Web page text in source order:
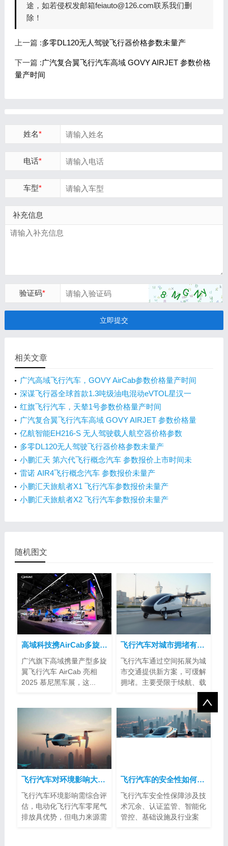
途，如若侵权发邮箱feiauto@126.com联系我们删
除！
上一篇 :多零DL120无人驾驶飞行器价格参数未量产
下一篇 :广汽复合翼飞行汽车高域 GOVY AIRJET 参数价格
量产时间
姓名*
电话*
车型*
补充信息
验证码*
立即提交
相关文章
广汽高域飞行汽车，GOVY AirCab参数价格量产时间
深谋飞行器全球首款1.3吨级油电混动eVTOL星汉一
号HW450H参数价格量产时间
红旗飞行汽车，天辇1号参数价格量产时间
广汽复合翼飞行汽车高域 GOVY AIRJET 参数价格量
产时间
亿航智能EH216-S 无人驾驶载人航空器价格参数
多零DL120无人驾驶飞行器价格参数未量产
小鹏汇天 第六代飞行概念汽车 参数报价上市时间未
量产
雷诺 AIR4飞行概念汽车 参数报价未量产
小鹏汇天旅航者X1 飞行汽车参数报价未量产
小鹏汇天旅航者X2 飞行汽车参数报价未量产
随机图文
高域科技携AirCab多旋翼飞行汽车亮相2025慕尼黑车展
广汽旗下高域携量产型多旋
翼飞行汽车 AirCab 亮相
2025 慕尼黑车展，这...
飞行汽车对城市拥堵有帮助吗？
飞行汽车通过空间拓展为城
市交通提供新方案，可缓解
拥堵。主要受限于续航、载
飞行汽车对环境影响大吗？
飞行汽车环境影响需综合评
估，电动化飞行汽车零尾气
排放具优势，但电力来源需
飞行汽车的安全性如何得到保障？
飞行汽车安全性保障涉及技
术冗余、认证监管、智能化
管控、基础设施及行业案